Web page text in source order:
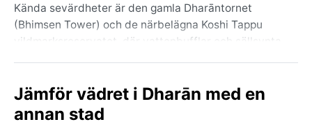
Kända sevärdheter är den gamla Dharāntornet
(Bhimsen Tower) och de närbelägna Koshi Tappu
vildmarksreservatet, där vattenbufflar och sällsynta
som slingrar sig fram mot Indien.
Klimatet är subtropiskt med torr vinter (Köppen Cwa).
Jämför vädret i Dharān med en
annan stad